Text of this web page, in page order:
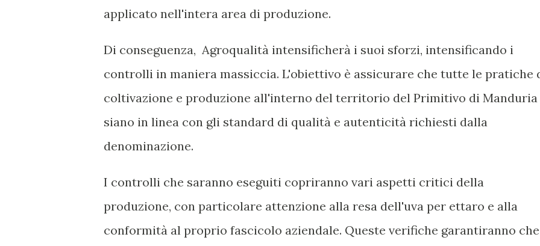
applicato nell'intera area di produzione.
Di conseguenza, Agroqualità intensificherà i suoi sforzi, intensificando i
controlli in maniera massiccia. L'obiettivo è assicurare che tutte le pratiche
coltivazione e produzione all'interno del territorio del Primitivo di Manduria
siano in linea con gli standard di qualità e autenticità richiesti dalla
denominazione.
I controlli che saranno eseguiti copriranno vari aspetti critici della
produzione, con particolare attenzione alla resa dell'uva per ettaro e alla
conformità al proprio fascicolo aziendale. Queste verifiche garantiranno che